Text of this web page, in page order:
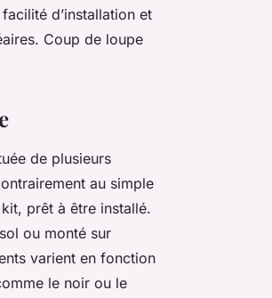
d’installation et
Coup de loupe
de plusieurs
au simple
prêt à être installé.
ou monté sur
varient en fonction
le noir ou le